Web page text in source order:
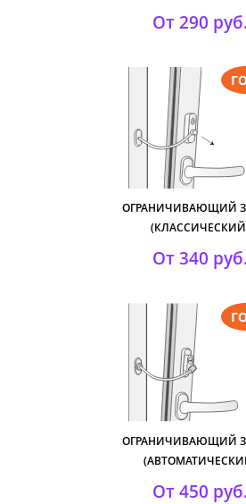
От 290 руб.
ОГРАНИЧИВАЮЩИЙ
От 340 руб.
ОГРАНИЧИВАЮЩИЙ
От 450 руб.